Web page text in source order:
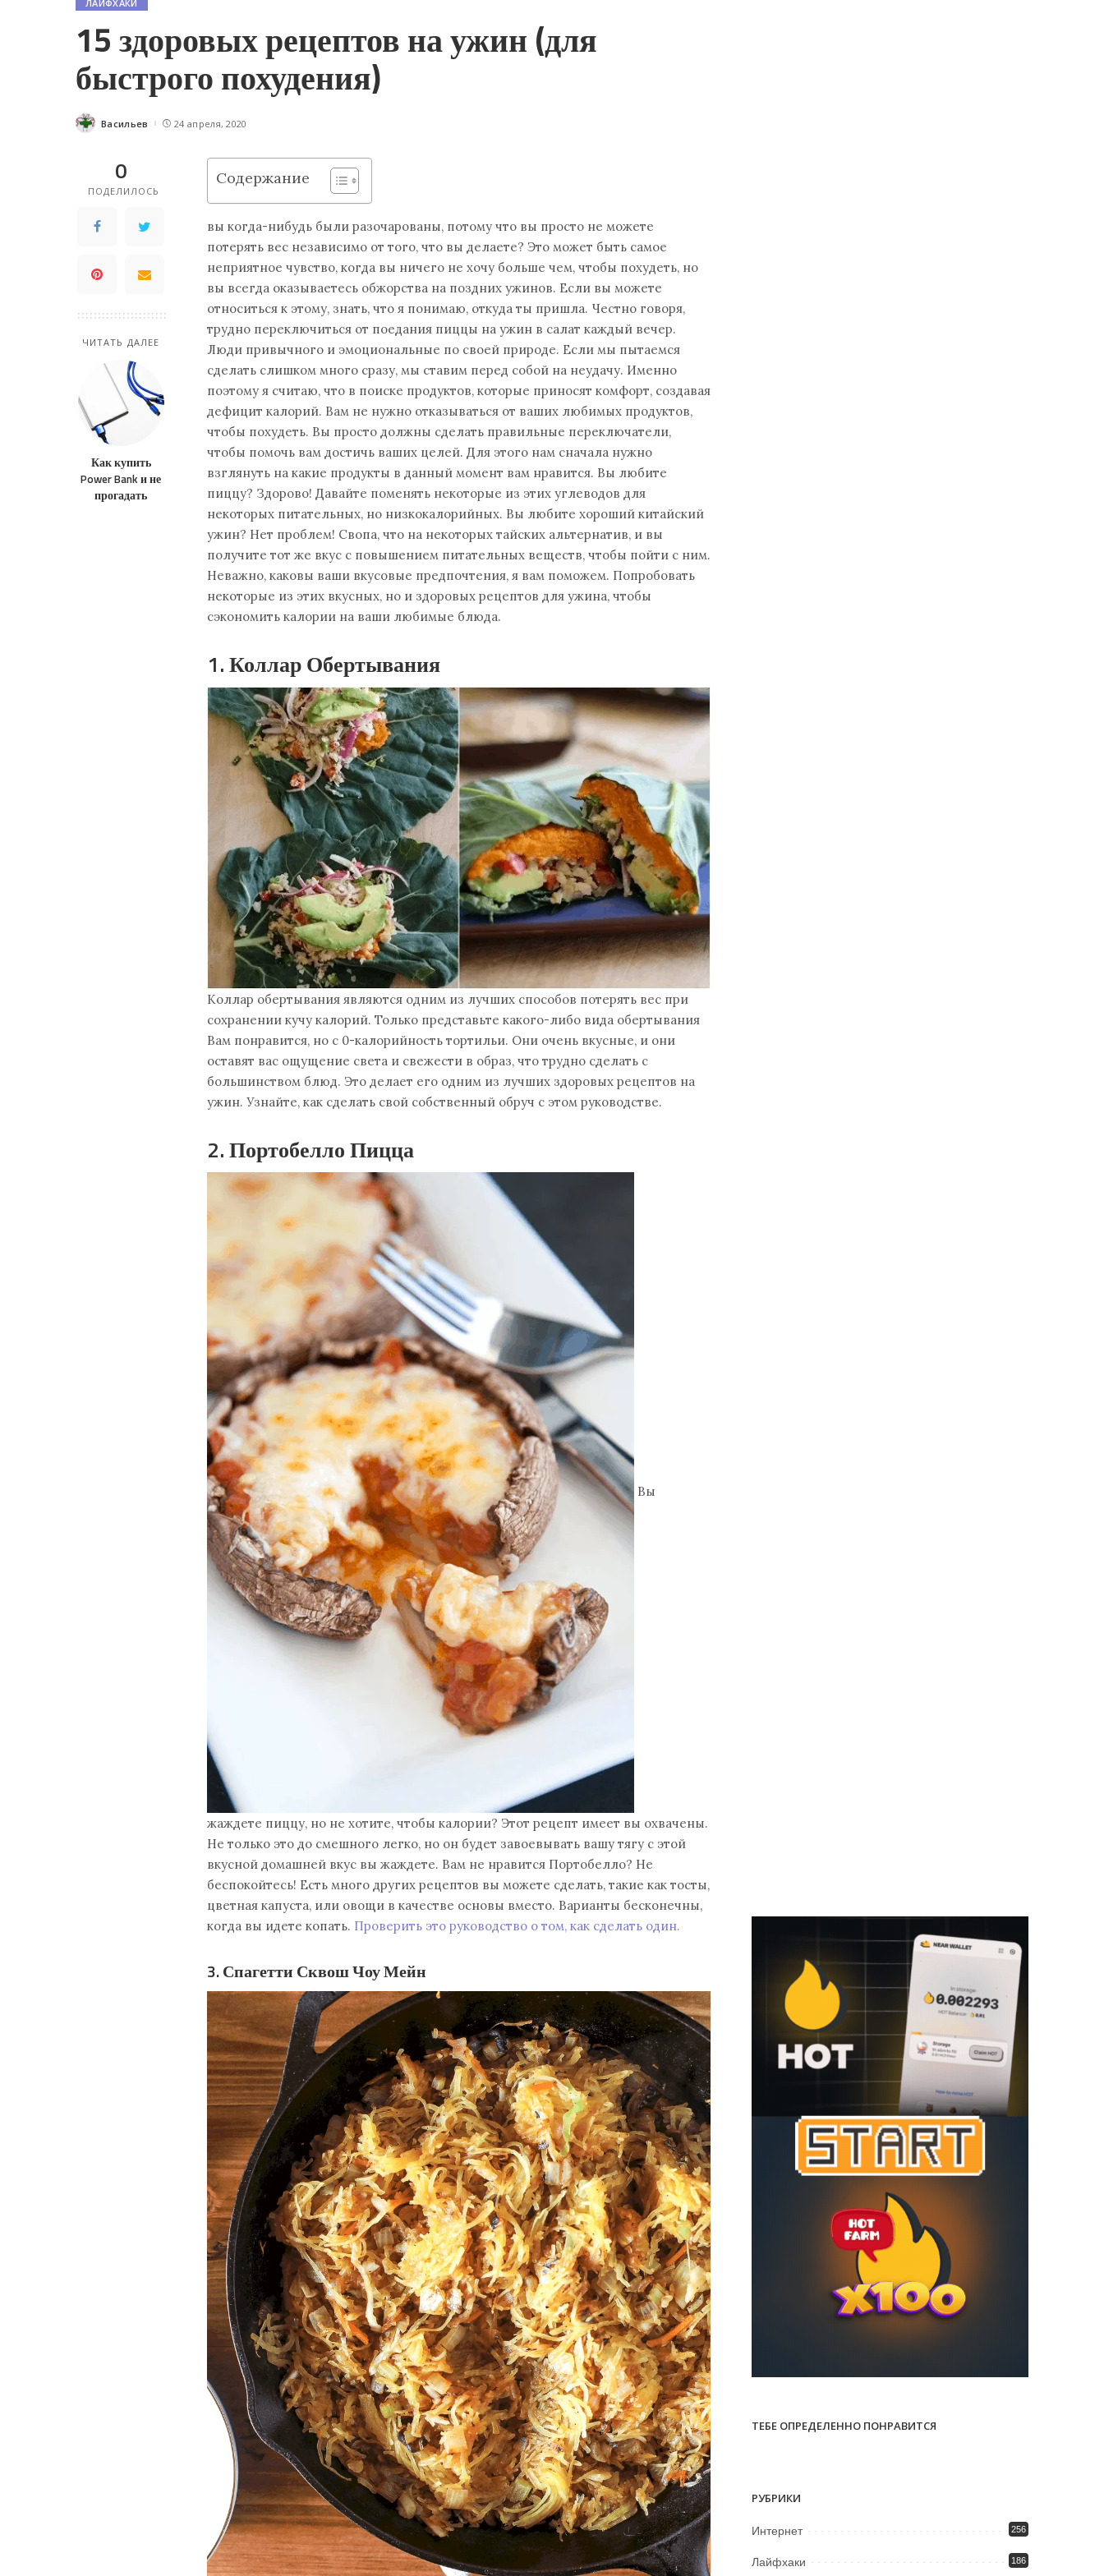
ЛАЙФХАКИ
15 здоровых рецептов на ужин (для
быстрого похудения)
Posted
Васильев 24 апреля, 2020
0
ПОДЕЛИЛОСЬ
ЧИТАТЬ ДАЛЕЕ
Как купить
Power Bank и не
прогадать
Содержание
вы когда-нибудь были разочарованы, потому что вы просто не можете
потерять вес независимо от того, что вы делаете? Это может быть самое
неприятное чувство, когда вы ничего не хочу больше чем, чтобы похудеть, но
вы всегда оказываетесь обжорства на поздних ужинов. Если вы можете
относиться к этому, знать, что я понимаю, откуда ты пришла. Честно говоря,
трудно переключиться от поедания пиццы на ужин в салат каждый вечер.
Люди привычного и эмоциональные по своей природе. Если мы пытаемся
сделать слишком много сразу, мы ставим перед собой на неудачу. Именно
поэтому я считаю, что в поиске продуктов, которые приносят комфорт, создавая
дефицит калорий. Вам не нужно отказываться от ваших любимых продуктов,
чтобы похудеть. Вы просто должны сделать правильные переключатели,
чтобы помочь вам достичь ваших целей. Для этого нам сначала нужно
взглянуть на какие продукты в данный момент вам нравится. Вы любите
пиццу? Здорово! Давайте поменять некоторые из этих углеводов для
некоторых питательных, но низкокалорийных. Вы любите хороший китайский
ужин? Нет проблем! Свопа, что на некоторых тайских альтернатив, и вы
получите тот же вкус с повышением питательных веществ, чтобы пойти с ним.
Неважно, каковы ваши вкусовые предпочтения, я вам поможем. Попробовать
некоторые из этих вкусных, но и здоровых рецептов для ужина, чтобы
сэкономить калории на ваши любимые блюда.
1. Коллар Обертывания
Коллар обертывания являются одним из лучших способов потерять вес при
сохранении кучу калорий. Только представьте какого-либо вида обертывания
Вам понравится, но с 0-калорийность тортильи. Они очень вкусные, и они
оставят вас ощущение света и свежести в образ, что трудно сделать с
большинством блюд. Это делает его одним из лучших здоровых рецептов на
ужин. Узнайте, как сделать свой собственный обруч с этом руководстве.
2. Портобелло Пицца
Вы
жаждете пиццу, но не хотите, чтобы калории? Этот рецепт имеет вы охвачены.
Не только это до смешного легко, но он будет завоевывать вашу тягу с этой
вкусной домашней вкус вы жаждете. Вам не нравится Портобелло? Не
беспокойтесь! Есть много других рецептов вы можете сделать, такие как тосты,
цветная капуста, или овощи в качестве основы вместо. Варианты бесконечны,
когда вы идете копать. Проверить это руководство о том, как сделать один.
3. Спагетти Сквош Чоу Мейн
ТЕБЕ ОПРЕДЕЛЕННО ПОНРАВИТСЯ
РУБРИКИ
Интернет 256
Лайфхаки 186